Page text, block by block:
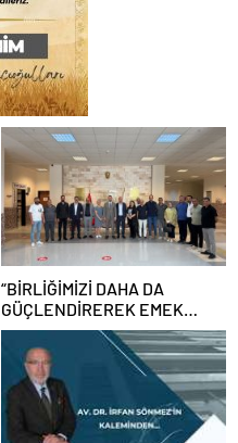
“BİRLİĞİMİZİ DAHA DA
GÜÇLENDİREREK EMEK
MÜCADELEMİZİ
SÜRDÜRECEĞİZ”